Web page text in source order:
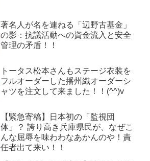
著名人が名を連ねる「辺野古基金」
の影：抗議活動への資金流入と安全
管理の矛盾！！
トータス松本さんもステージ衣装を
フルオーダーした播州織オーダーシ
ャツを注文して来ました！！(^^)v
【緊急寄稿】日本初の「監視団
体」？ 誇り高き兵庫県民が、なぜこ
んな屈辱を味わわなあかんのや！責
任者出て来い！！